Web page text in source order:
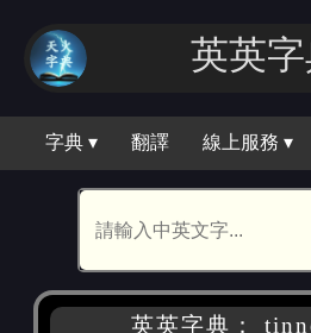
英英
字典 ▾ 翻譯 線上服務 ▾
英英字典：